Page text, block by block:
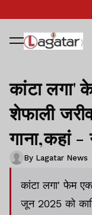
कांटा लगा'
शेफाली
गाना,कहां
By Lagatar News
कांटा लगा' फेम
जून 2025 को